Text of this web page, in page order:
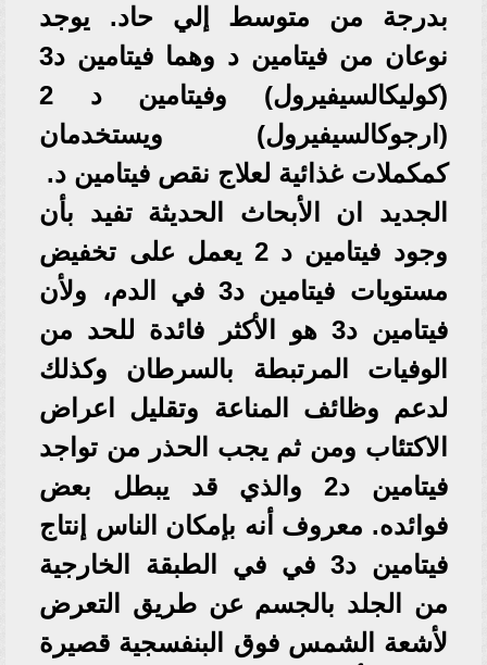
بدرجة من متوسط إلي حاد. يوجد
نوعان من فيتامين د وهما فيتامين د3
(كوليكالسيفيرول) وفيتامين د 2
(ارجوكالسيفيرول) ويستخدمان
كمكملات غذائية لعلاج نقص فيتامين د.
الجديد ان الأبحاث الحديثة تفيد بأن
وجود فيتامين د 2 يعمل على تخفيض
مستويات فيتامين د3 في الدم، ولأن
فيتامين د3 هو الأكثر فائدة للحد من
الوفيات المرتبطة بالسرطان وكذلك
لدعم وظائف المناعة وتقليل اعراض
الاكتئاب ومن ثم يجب الحذر من تواجد
فيتامين د2 والذي قد يبطل بعض
فوائده. معروف أنه بإمكان الناس إنتاج
فيتامين د3 في في الطبقة الخارجية
من الجلد بالجسم عن طريق التعرض
لأشعة الشمس فوق البنفسجية قصيرة